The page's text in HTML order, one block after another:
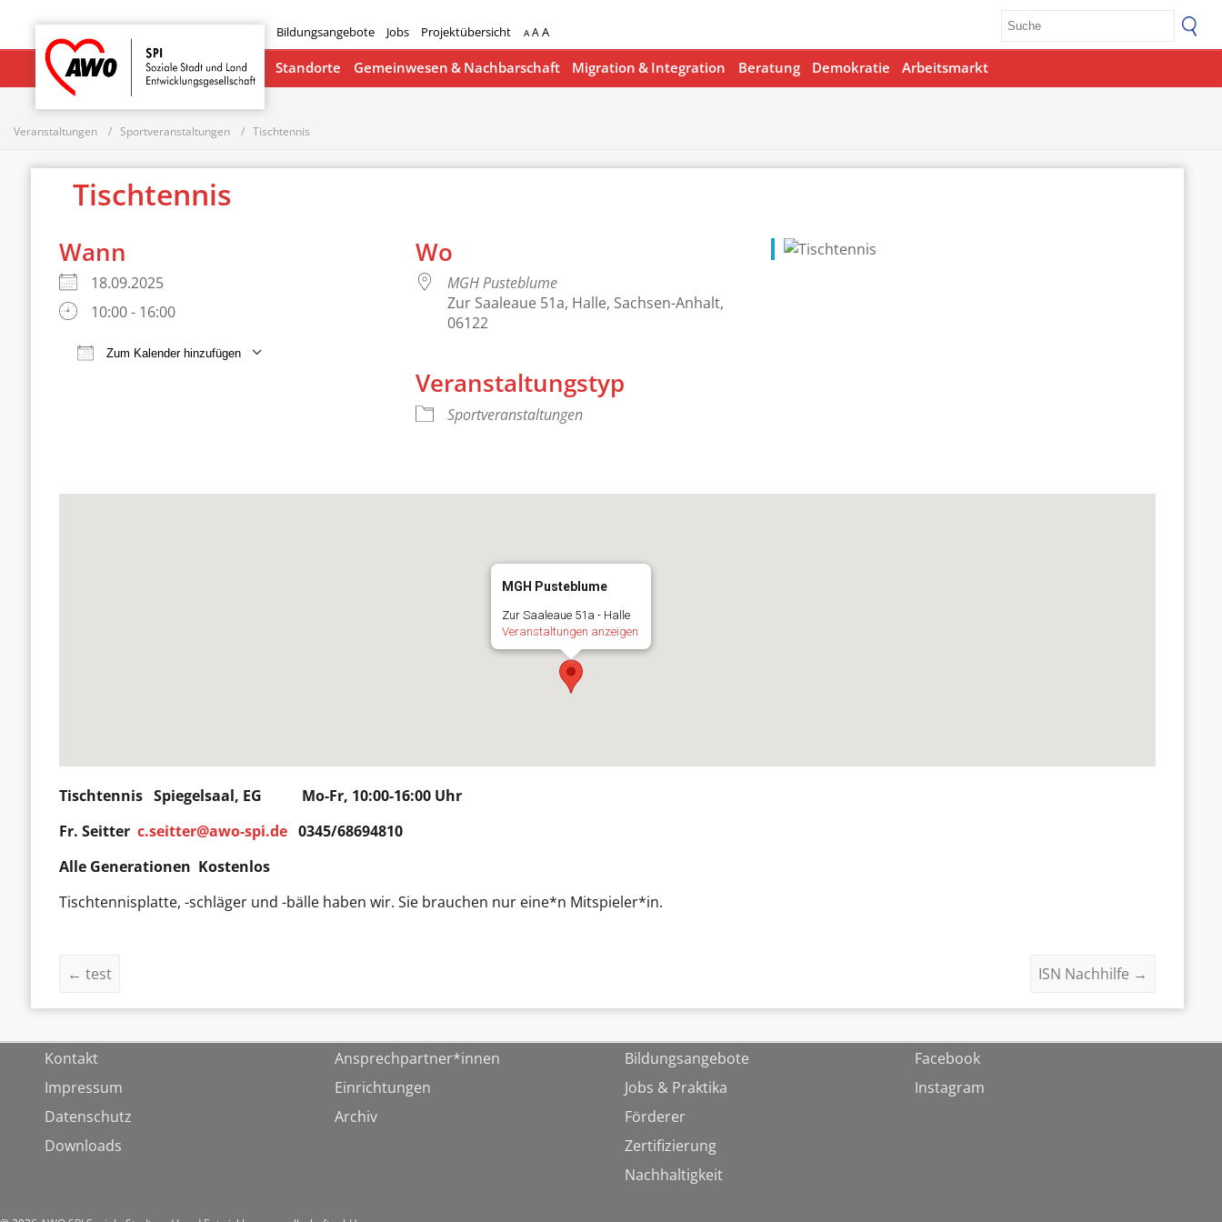
Bildungsangebote Jobs Projektübersicht A AA
Startseite
Standorte Gemeinwesen & Nachbarschaft Migration & Integration Beratung Demokratie Arbeitsmarkt
Veranstaltungen Sportveranstaltungen Tischtennis
Tischtennis
Wann
18.09.2025
10:00 - 16:00
Zum Kalender hinzufügen
Google Kalender iCalendar
Wo
MGH Pusteblume
Zur Saaleaue 51a, Halle, Sachsen-Anhalt,
06122
Veranstaltungstyp
Sportveranstaltungen
MGH Pusteblume
Zur Saaleaue 51a - Halle
Veranstaltungen anzeigen
Tischtennis Spiegelsaal, EG Mo-Fr, 10:00-16:00 Uhr
Fr. Seitterc.seitter@awo-spi.de 0345/68694810
Alle Generationen Kostenlos
Tischtennisplatte, -schläger und -bälle haben wir. Sie brauchen nur eine*n Mitspieler*in.
← test ISN Nachhilfe →
Kontakt
Impressum
Datenschutz
Downloads
Ansprechpartner*innen
Einrichtungen
Archiv
Bildungsangebote
Jobs & Praktika
Förderer
Zertifizierung
Nachhaltigkeit
Facebook
Instagram